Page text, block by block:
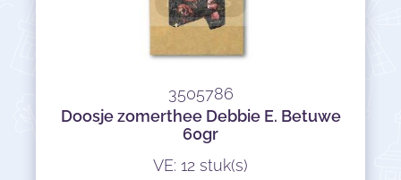
3505786
Doosje zomerthee Debbie E. Betuwe
60gr
VE: 12 stuk(s)